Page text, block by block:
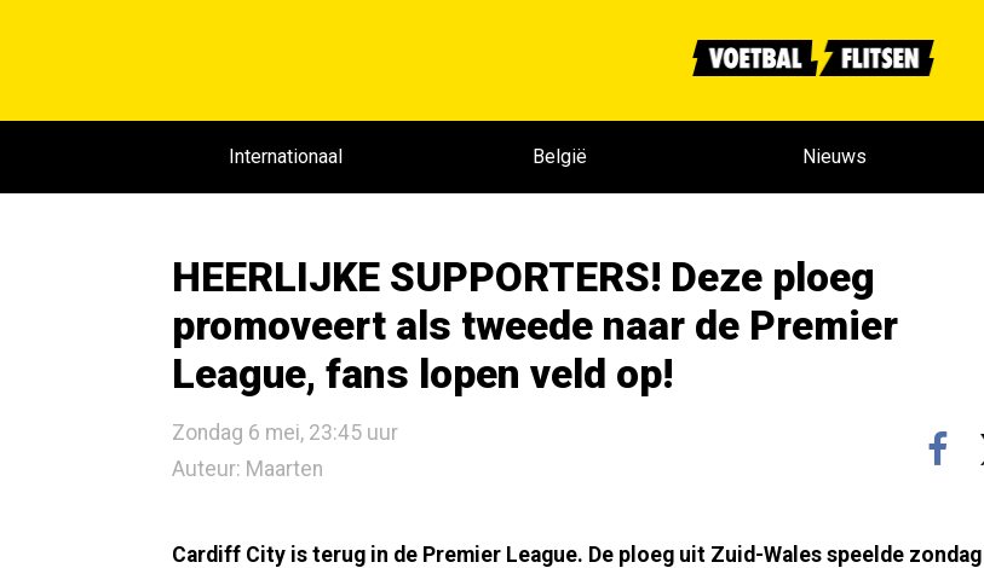
Internationaal België Nieuws
HEERLIJKE SUPPORTERS! Deze ploeg
promoveert als tweede naar de Premier
League, fans lopen veld op!
Zondag 6 mei, 23:45 uur
Auteur: Maarten
Cardiff City is terug in de Premier League. De ploeg uit Zuid-Wales speelde zondag